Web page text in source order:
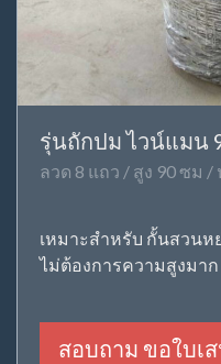
รุ่นถักปม ไวน์แมน
ลวด 8 แถว / สูง 90 ซม /
เหมาะสำหรับ กั้นสวนห
ไม่ต้องการความสูงมาก
สอบถาม ขอใบเ